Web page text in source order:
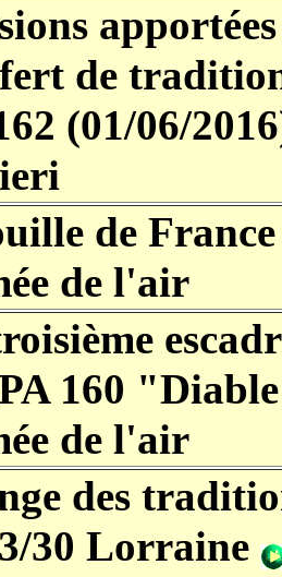
de
(01/06/
de
de l'air
160
de l'air
des
30 Lorraine